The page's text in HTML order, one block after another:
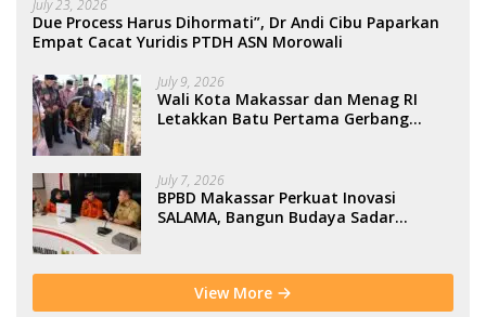
July 23, 2026
Due Process Harus Dihormati”, Dr Andi Cibu Paparkan
Empat Cacat Yuridis PTDH ASN Morowali
July 9, 2026
Wali Kota Makassar dan Menag RI
Letakkan Batu Pertama Gerbang
July 7, 2026
BPBD Makassar Perkuat Inovasi
SALAMA, Bangun Budaya Sadar
View More